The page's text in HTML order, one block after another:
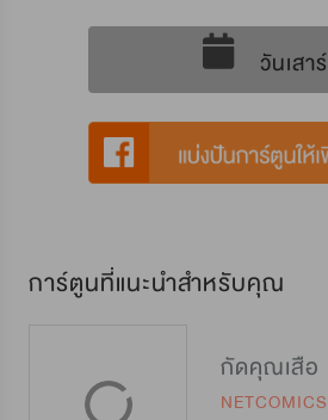
วันเสาร์
การ์ตูนที่แนะนำสำหรับคุณ
กัดคุณเสือ
NETCOMICS